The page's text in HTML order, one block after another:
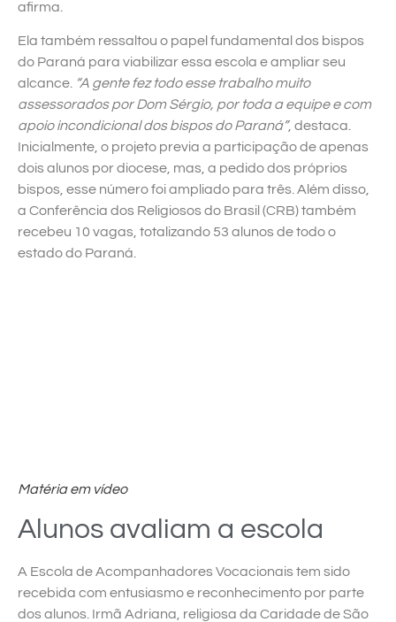
afirma.
Ela também ressaltou o papel fundamental dos bispos
do Paraná para viabilizar essa escola e ampliar seu
alcance. “A gente fez todo esse trabalho muito
assessorados por Dom Sérgio, por toda a equipe e com
apoio incondicional dos bispos do Paraná”, destaca.
Inicialmente, o projeto previa a participação de apenas
dois alunos por diocese, mas, a pedido dos próprios
bispos, esse número foi ampliado para três. Além disso,
a Conferência dos Religiosos do Brasil (CRB) também
recebeu 10 vagas, totalizando 53 alunos de todo o
estado do Paraná.
Matéria em vídeo
Alunos avaliam a escola
A Escola de Acompanhadores Vocacionais tem sido
recebida com entusiasmo e reconhecimento por parte
dos alunos. Irmã Adriana, religiosa da Caridade de São